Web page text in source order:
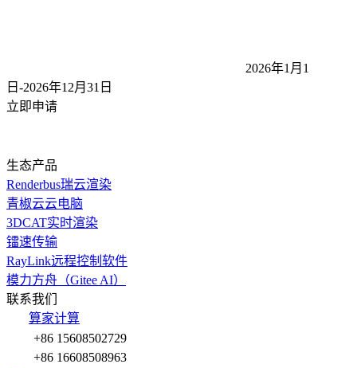
2026年1月1
日-2026年12月31 日
立即申请
生态产品
Renderbus瑞云渲染
青椒云云电脑
3DCAT实时渲染
镭速传输
RayLink远程控制软件
模力方舟（Gitee AI）
联系我们
算家计算
+86 15608502729
+86 16608508963